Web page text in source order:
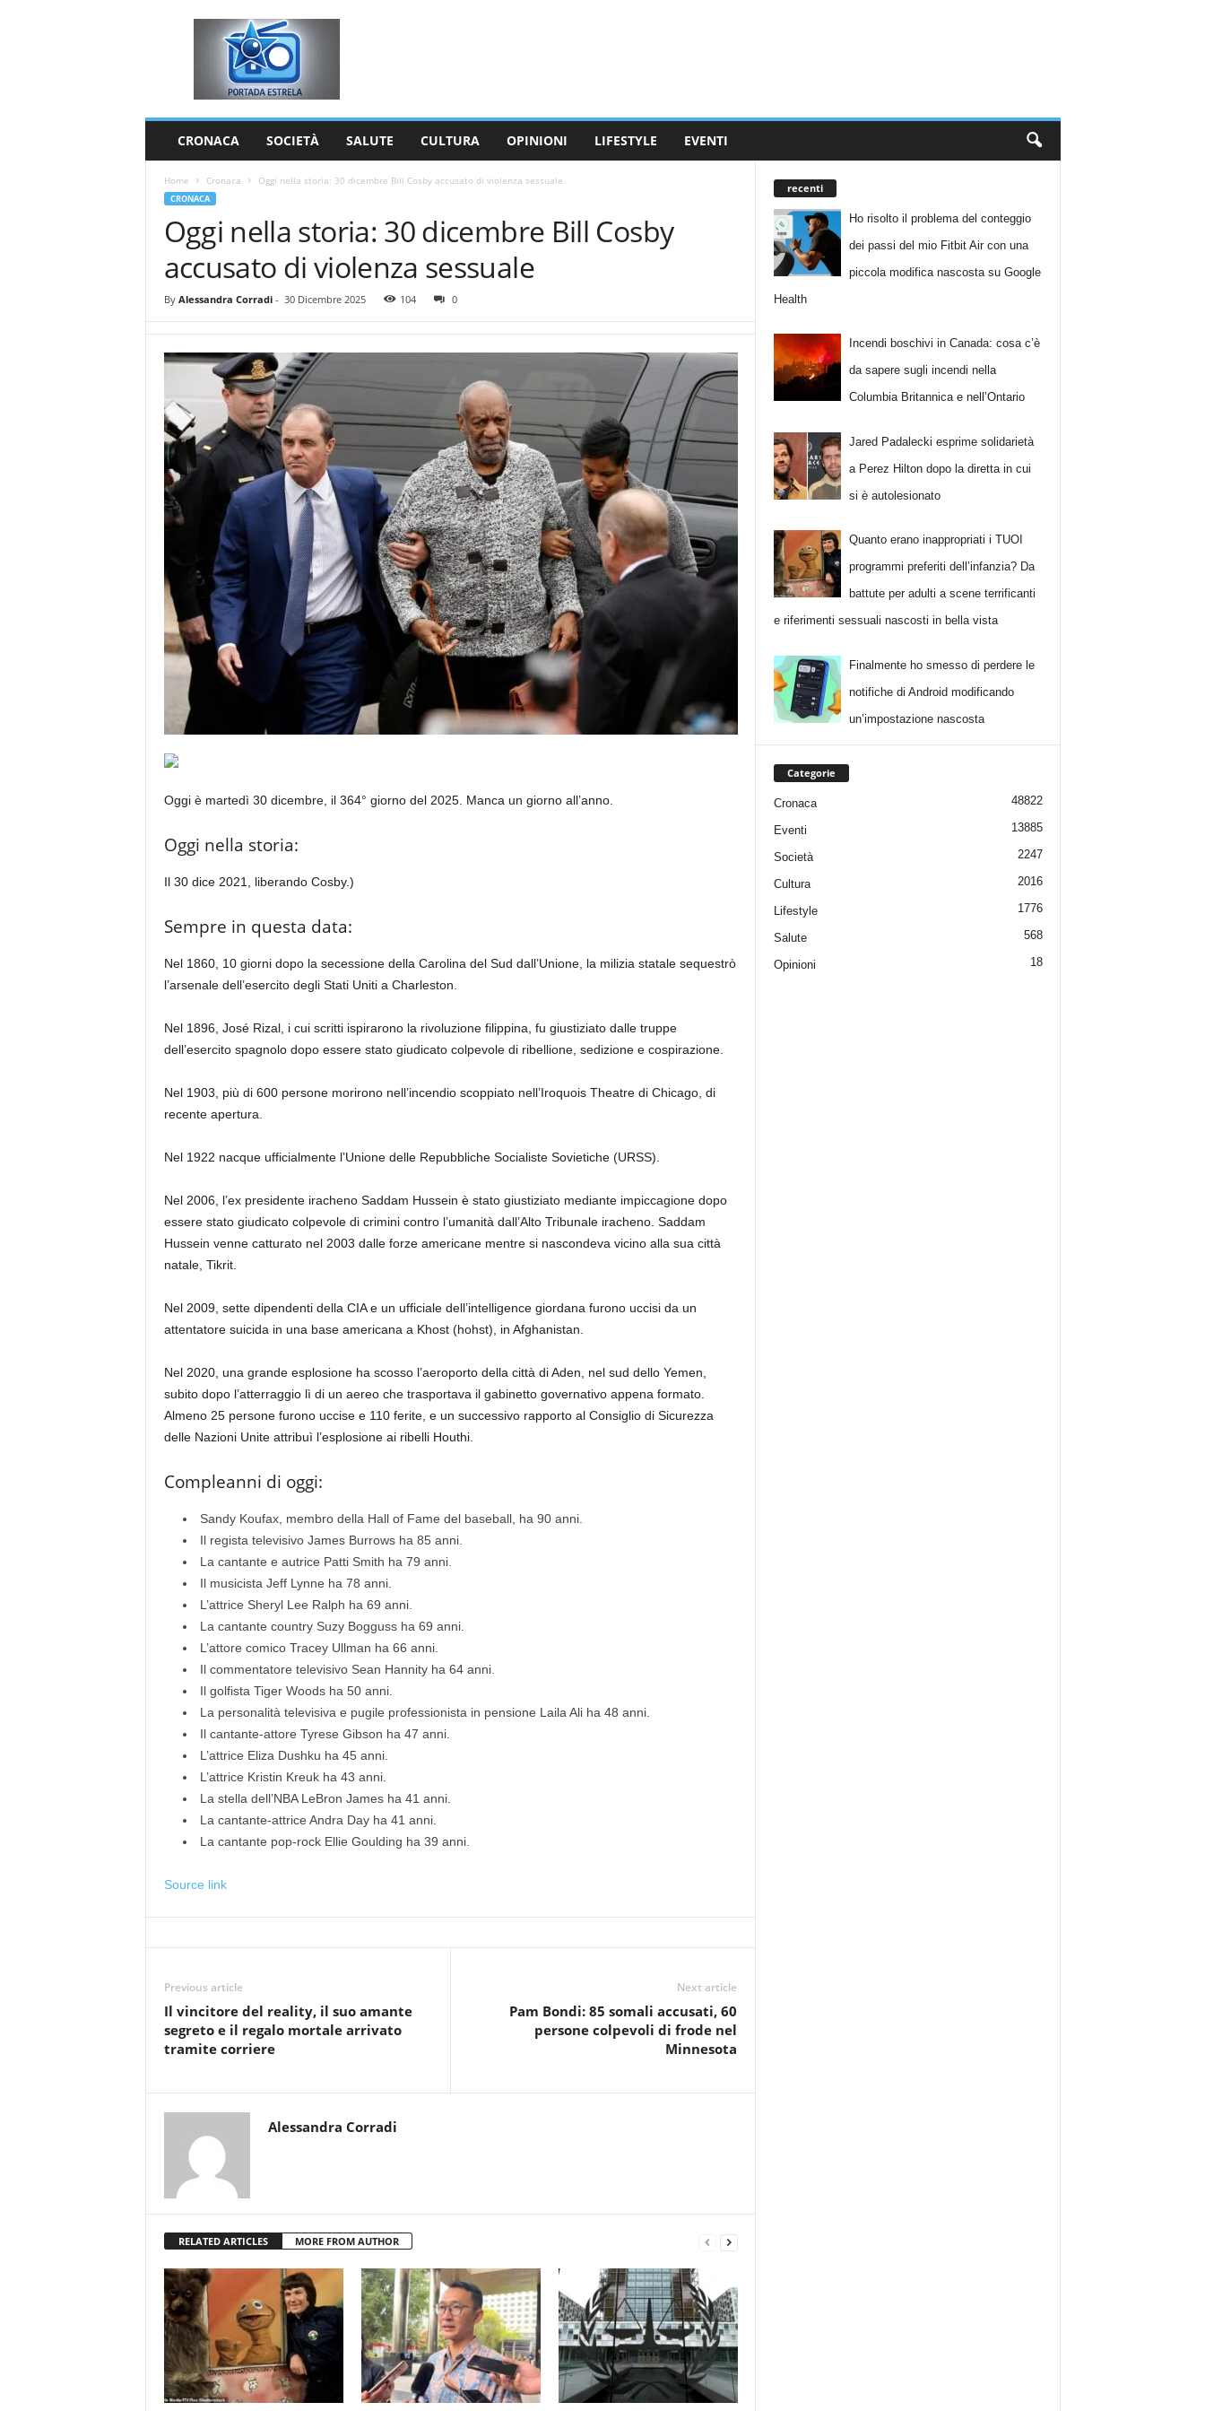
CRONACA SOCIETÀ SALUTE CULTURA OPINIONI LIFESTYLE EVENTI
Home Cronaca Oggi nella storia: 30 dicembre Bill Cosby accusato di violenza sessuale
CRONACA
Oggi nella storia: 30 dicembre Bill Cosby
accusato di violenza sessuale
By Alessandra Corradi- 30 Dicembre 2025 104 0
Oggi è martedì 30 dicembre, il 364° giorno del 2025. Manca un giorno all’anno.
Oggi nella storia:
Il 30 dice 2021, liberando Cosby.)
Sempre in questa data:
Nel 1860, 10 giorni dopo la secessione della Carolina del Sud dall’Unione, la milizia statale sequestrò
l’arsenale dell’esercito degli Stati Uniti a Charleston.
Nel 1896, José Rizal, i cui scritti ispirarono la rivoluzione filippina, fu giustiziato dalle truppe
dell’esercito spagnolo dopo essere stato giudicato colpevole di ribellione, sedizione e cospirazione.
Nel 1903, più di 600 persone morirono nell’incendio scoppiato nell’Iroquois Theatre di Chicago, di
recente apertura.
Nel 1922 nacque ufficialmente l’Unione delle Repubbliche Socialiste Sovietiche (URSS).
Nel 2006, l’ex presidente iracheno Saddam Hussein è stato giustiziato mediante impiccagione dopo
essere stato giudicato colpevole di crimini contro l’umanità dall’Alto Tribunale iracheno. Saddam
Hussein venne catturato nel 2003 dalle forze americane mentre si nascondeva vicino alla sua città
natale, Tikrit.
Nel 2009, sette dipendenti della CIA e un ufficiale dell’intelligence giordana furono uccisi da un
attentatore suicida in una base americana a Khost (hohst), in Afghanistan.
Nel 2020, una grande esplosione ha scosso l’aeroporto della città di Aden, nel sud dello Yemen,
subito dopo l’atterraggio lì di un aereo che trasportava il gabinetto governativo appena formato.
Almeno 25 persone furono uccise e 110 ferite, e un successivo rapporto al Consiglio di Sicurezza
delle Nazioni Unite attribuì l’esplosione ai ribelli Houthi.
Compleanni di oggi:
Sandy Koufax, membro della Hall of Fame del baseball, ha 90 anni.
Il regista televisivo James Burrows ha 85 anni.
La cantante e autrice Patti Smith ha 79 anni.
Il musicista Jeff Lynne ha 78 anni.
L’attrice Sheryl Lee Ralph ha 69 anni.
La cantante country Suzy Bogguss ha 69 anni.
L’attore comico Tracey Ullman ha 66 anni.
Il commentatore televisivo Sean Hannity ha 64 anni.
Il golfista Tiger Woods ha 50 anni.
La personalità televisiva e pugile professionista in pensione Laila Ali ha 48 anni.
Il cantante-attore Tyrese Gibson ha 47 anni.
L’attrice Eliza Dushku ha 45 anni.
L’attrice Kristin Kreuk ha 43 anni.
La stella dell’NBA LeBron James ha 41 anni.
La cantante-attrice Andra Day ha 41 anni.
La cantante pop-rock Ellie Goulding ha 39 anni.
Source link
Previous article
Il vincitore del reality, il suo amante
segreto e il regalo mortale arrivato
tramite corriere
Next article
Pam Bondi: 85 somali accusati, 60
persone colpevoli di frode nel
Minnesota
Alessandra Corradi
RELATED ARTICLES MORE FROM AUTHOR
recenti
Ho risolto il problema del conteggio
dei passi del mio Fitbit Air con una
piccola modifica nascosta su Google
Health
Incendi boschivi in Canada: cosa c’è
da sapere sugli incendi nella
Columbia Britannica e nell’Ontario
Jared Padalecki esprime solidarietà
a Perez Hilton dopo la diretta in cui
si è autolesionato
Quanto erano inappropriati i TUOI
programmi preferiti dell’infanzia? Da
battute per adulti a scene terrificanti
e riferimenti sessuali nascosti in bella vista
Finalmente ho smesso di perdere le
notifiche di Android modificando
un’impostazione nascosta
Categorie
Cronaca 48822
Eventi 13885
Società 2247
Cultura 2016
Lifestyle 1776
Salute 568
Opinioni 18